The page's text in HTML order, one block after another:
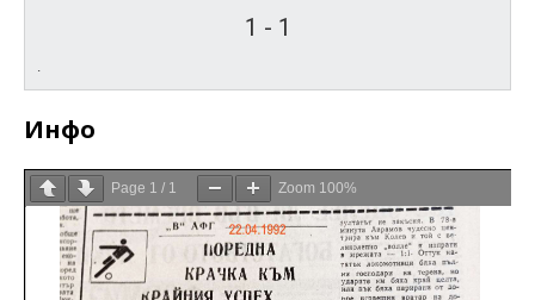
1 - 1
.
Инфо
Page 1 / 1 Zoom 100%